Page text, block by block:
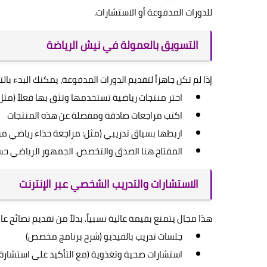
للدورات المدفوعة أو الاستشارات.
التسويق بالعمولة في نيش الرياضة
إذا لم تكن جاهزاً لتقديم الدورات المدفوعة، يمكنك البدء
اختر منتجات رياضية تستخدمها وتثق بها فعلاً
اكتب مراجعات صادقة ومفصلة عن هذه المنتجات
اربطها بسياق تدريبي (مثل: مراجعة حذاء رياضي
المفتاح هنا الصدق والتخصص. الجمهور الرياضي
الاستشارات والتدريب الشخصي عبر الإنترنت
هذا مجال يتمتع بقيمة عالية نسبياً. بدلاً من تقديم
جلسات تدريب بالفيديو (شرح برنامج مخصص)
استشارات صحية وتغذوية (مع التأكيد على